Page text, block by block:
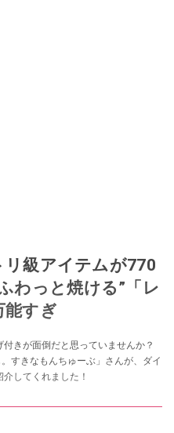
リ級アイテムが770
わっと焼ける”「レ
能すぎ
きが面倒だと思っていませんか？
すきなもんちゅーぶ」さんが、ダイ
してくれました！